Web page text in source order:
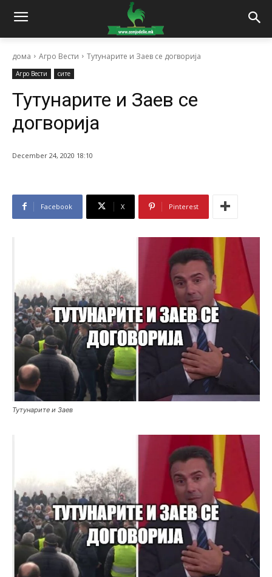
дома Агро Вести Тутунарите и Заев се догворија
Агро Вести сите
Тутунарите и Заев се
догворија
December 24, 2020 18:10
Facebook X Pinterest
Тутунарите и Заев